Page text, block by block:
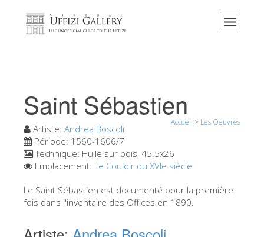
Accueil
Événements et expositions
L' avis des visiteurs
Contact
Explorer la Galerie
Réserver
Les Oeuvres
Saint Sébastien
Accueil > Les Oeuvres
Artiste: Andrea Boscoli
Période: 1560-1606/7
Technique: Huile sur bois, 45.5x26
Emplacement: Le Couloir du XVIe siècle
Le Saint Sébastien est documenté pour la première
fois dans l'inventaire des Offices en 1890.